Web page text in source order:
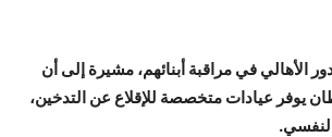
الأهالي في مراقبة أبنائهم، مشيرة إلى أن
يوفر عيادات متخصصة للإقلاع عن التدخين،